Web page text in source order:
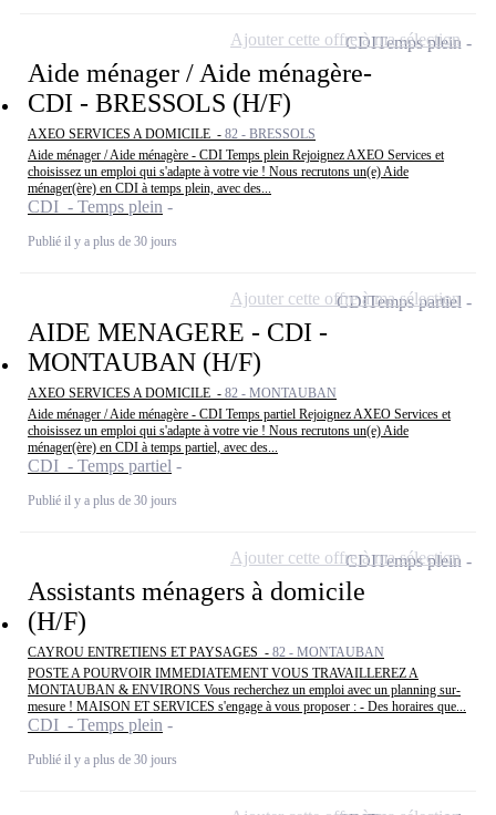
Aide ménager / Aide ménagère-
CDI - BRESSOLS (H/F)
AXEO SERVICES A DOMICILE - 82 - BRESSOLS
Aide ménager / Aide ménagère - CDI Temps plein Rejoignez AXEO Services et
choisissez un emploi qui s'adapte à votre vie ! Nous recrutons un(e) Aide
ménager(ère) en CDI à temps plein, avec des...
CDI - Temps plein
Publié il y a plus de 30 jours
CDITemps plein
Ajouter cette offre à ma sélection
AIDE MENAGERE - CDI -
MONTAUBAN (H/F)
AXEO SERVICES A DOMICILE - 82 - MONTAUBAN
Aide ménager / Aide ménagère - CDI Temps partiel Rejoignez AXEO Services et
choisissez un emploi qui s'adapte à votre vie ! Nous recrutons un(e) Aide
ménager(ère) en CDI à temps partiel, avec des...
CDI - Temps partiel
Publié il y a plus de 30 jours
CDITemps partiel
Ajouter cette offre à ma sélection
Assistants ménagers à domicile
(H/F)
CAYROU ENTRETIENS ET PAYSAGES - 82 - MONTAUBAN
POSTE A POURVOIR IMMEDIATEMENT VOUS TRAVAILLEREZ A
MONTAUBAN & ENVIRONS Vous recherchez un emploi avec un planning sur-
mesure ! MAISON ET SERVICES s'engage à vous proposer : - Des horaires que...
CDI - Temps plein
Publié il y a plus de 30 jours
CDITemps plein
Ajouter cette offre à ma sélection